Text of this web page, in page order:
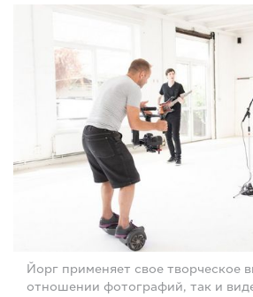
Йорг применяет свое творческое
отношении фотографий, так и